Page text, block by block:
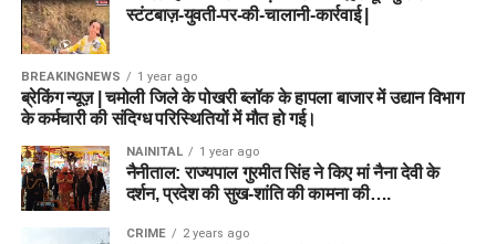
स्टंटबाज़-युवती-पर-की-चालानी-कार्रवाई |
BREAKINGNEWS 1 year ago
ब्रेकिंग न्यूज़ | चमोली जिले के पोखरी ब्लॉक के हापला बाजार में उद्यान विभाग
के कर्मचारी की संदिग्ध परिस्थितियों में मौत हो गई।
NAINITAL 1 year ago
नैनीताल: राज्यपाल गुरमीत सिंह ने किए मां नैना देवी के
दर्शन, प्रदेश की सुख-शांति की कामना की….
CRIME 2 years ago